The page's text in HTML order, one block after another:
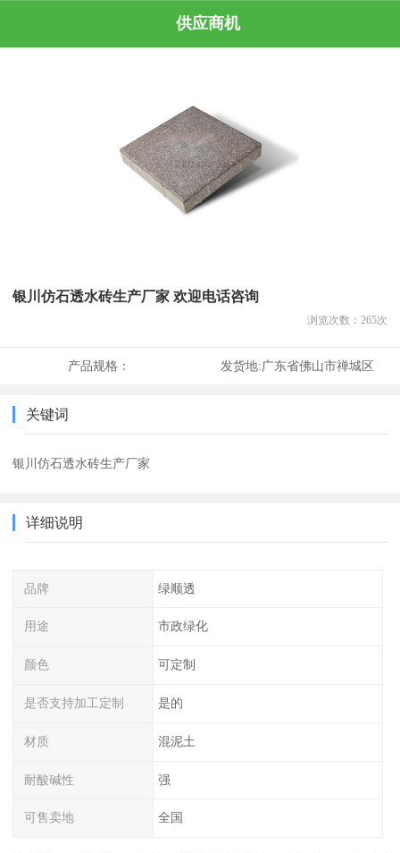
供应商机
银川仿石透水砖生产厂家 欢迎电话咨询
浏览次数： 265次
产品规格： 发货地:广东省佛山市禅城区
关键词
银川仿石透水砖生产厂家
详细说明
品牌 绿顺透
用途 市政绿化
颜色 可定制
是否支持加工定制 是的
材质 混泥土
耐酸碱性 强
可售卖地 全国